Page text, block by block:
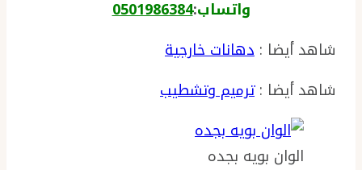
واتساب:
0501986384
شاهد أيضا : دهانات خارجية
شاهد أيضا :ترميم وتشطيب
الوان بويه بجده